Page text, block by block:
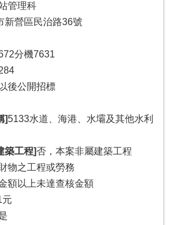
管理科
新營區民治路36號
分機7631
後公開招標
]5133水道、海港、水壩及其他水利
築工程]否，本案非屬建築工程
物之工程或勞務
額以上未達查核金額
元